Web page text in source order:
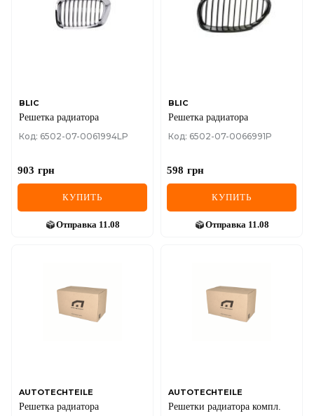
NISSAN
POLESTAR
RENAULT
SMART
BLIC
Решетка радиатора
Код: 6502-07-0061994LP
903 грн
КУПИТЬ
Отправка 11.08
BLIC
Решетка радиатора
Код: 6502-07-0066991P
598 грн
КУПИТЬ
Отправка 11.08
AUTOTECHTEILE
Решетка радиатора
AUTOTECHTEILE
Решетки радиатора компл.